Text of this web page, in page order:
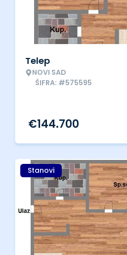
Telep
NOVI SAD
ŠIFRA: #575595
€144.700
Stanovi